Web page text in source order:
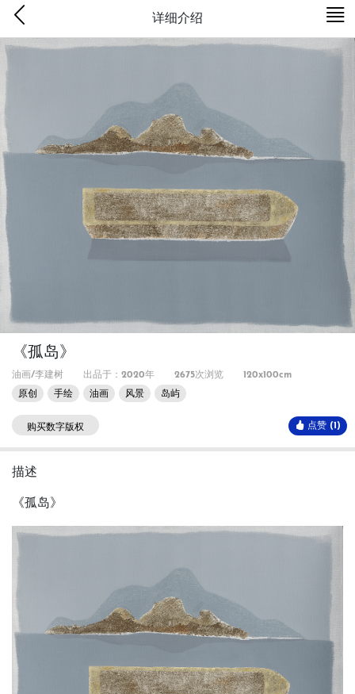
详细介绍
《孤岛》
油画/李建树 出品于：2020年 2675次浏览
120x100cm
原创
手绘 油画 风景 岛屿
购买数字版权 点赞 (1)
描述
《孤岛》